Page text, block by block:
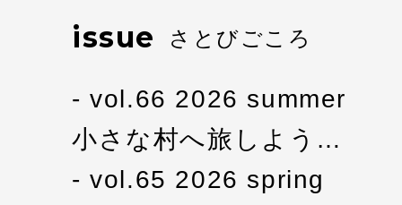
issue さとびごころ
vol.66 2026 summer
小さな村へ旅しよう…
vol.65 2026 spring